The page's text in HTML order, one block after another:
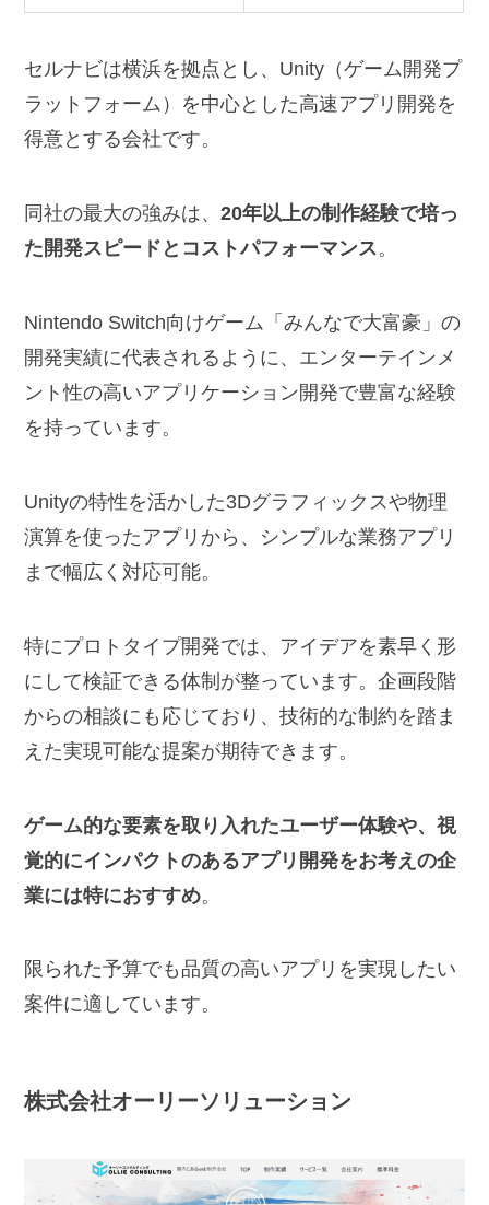
セルナビは横浜を拠点とし、Unity（ゲーム開発プ
ラットフォーム）を中心とした高速アプリ開発を
得意とする会社です。
同社の最大の強みは、20年以上の制作経験で培っ
た開発スピードとコストパフォーマンス。
Nintendo Switch向けゲーム「みんなで大富豪」の
開発実績に代表されるように、エンターテインメ
ント性の高いアプリケーション開発で豊富な経験
を持っています。
Unityの特性を活かした3Dグラフィックスや物理
演算を使ったアプリから、シンプルな業務アプリ
まで幅広く対応可能。
特にプロトタイプ開発では、アイデアを素早く形
にして検証できる体制が整っています。企画段階
からの相談にも応じており、技術的な制約を踏ま
えた実現可能な提案が期待できます。
ゲーム的な要素を取り入れたユーザー体験や、視
覚的にインパクトのあるアプリ開発をお考えの企
業には特におすすめ。
限られた予算でも品質の高いアプリを実現したい
案件に適しています。
株式会社オーリーソリューション